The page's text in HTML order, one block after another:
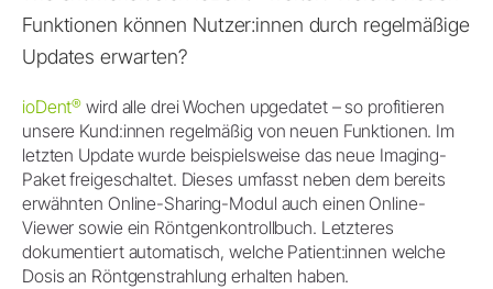
Funktionen können Nutzer:innen durch regelmäßige
Updates erwarten?
ioDent® wird alle drei Wochen upgedatet – so profitieren
unsere Kund:innen regelmäßig von neuen Funktionen. Im
letzten Update wurde beispielsweise das neue Imaging-
Paket freigeschaltet. Dieses umfasst neben dem bereits
erwähnten Online-Sharing-Modul auch einen Online-
Viewer sowie ein Röntgenkontrollbuch. Letzteres
dokumentiert automatisch, welche Patient:innen welche
Dosis an Röntgenstrahlung erhalten haben.